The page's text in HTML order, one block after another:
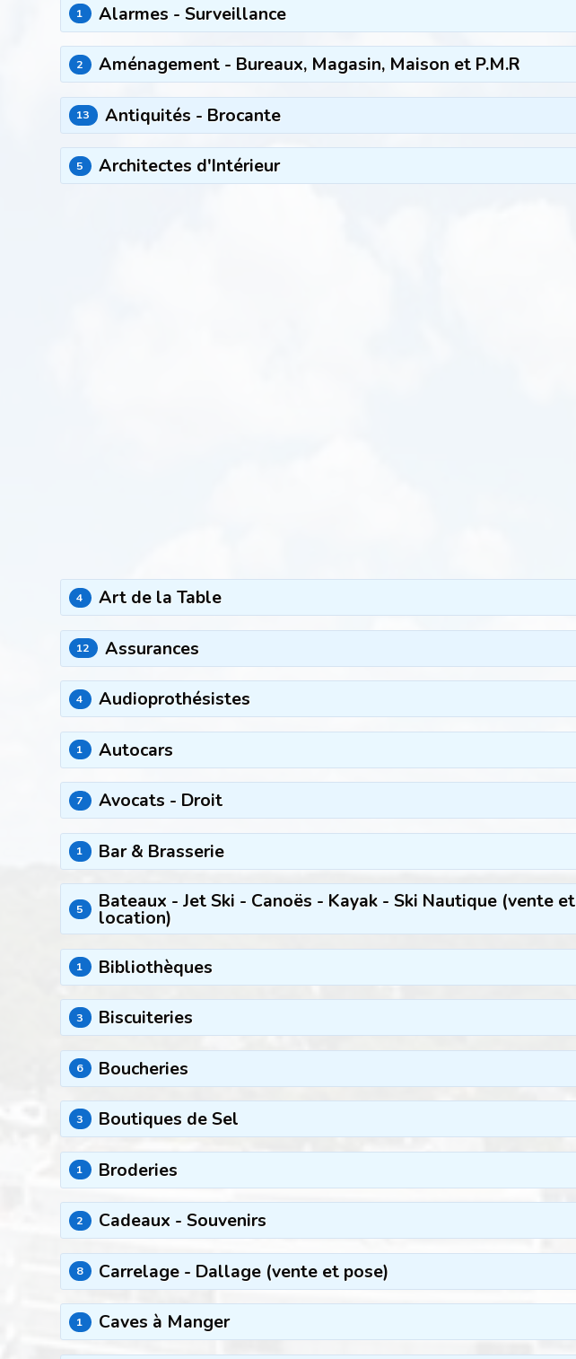
1 Alarmes - Surveillance
2 Aménagement - Bureaux, Magasin, Maison et P.M.R
13 Antiquités - Brocante
5 Architectes d'Intérieur
4 Art de la Table
12 Assurances
4 Audioprothésistes
1 Autocars
7 Avocats - Droit
1 Bar & Brasserie
5 Bateaux - Jet Ski - Canoës - Kayak - Ski Nautique (vente et
location)
1 Bibliothèques
3 Biscuiteries
6 Boucheries
3 Boutiques de Sel
1 Broderies
2 Cadeaux - Souvenirs
8 Carrelage - Dallage (vente et pose)
1 Caves à Manger